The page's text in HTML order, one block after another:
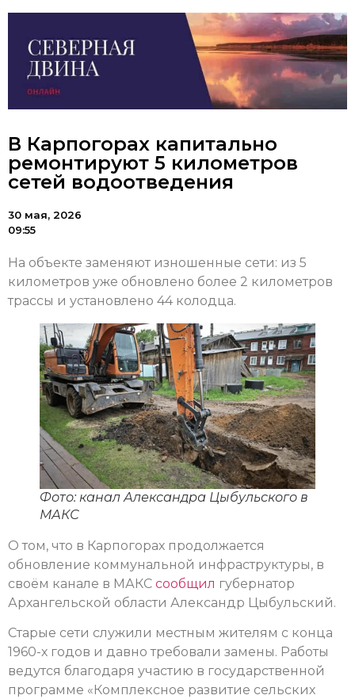
В Карпогорах капитально
ремонтируют 5 километров
сетей водоотведения
30 мая, 2026
09:55
На объекте заменяют изношенные сети: из 5
километров уже обновлено более 2 километров
трассы и установлено 44 колодца.
Фото: канал Александра Цыбульского в
МАКС
О том, что в Карпогорах продолжается
обновление коммунальной инфраструктуры, в
своём канале в МАКС сообщил губернатор
Архангельской области Александр Цыбульский.
Старые сети служили местным жителям с конца
1960-х годов и давно требовали замены. Работы
ведутся благодаря участию в государственной
программе «Комплексное развитие сельских